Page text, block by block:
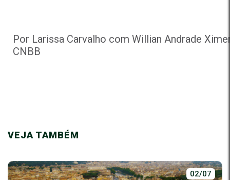
Por Larissa Carvalho com Willian Andrade
CNBB
VEJA TAMBÉM
02/07